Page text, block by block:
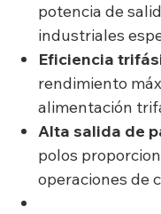
potencia de
industriales
Eficiencia
rendimiento
alimentación
Alta salida de
polos
operaciones de